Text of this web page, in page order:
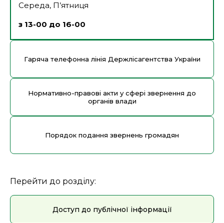
Середа, П’ятниця
з 13-00 до 16-00
Гаряча телефонна лінія Держлісагентства України
Нормативно-правові акти у сфері звернення до
органів влади
Порядок подання звернень громадян
Перейти до розділу:
Доступ до публічної інформації